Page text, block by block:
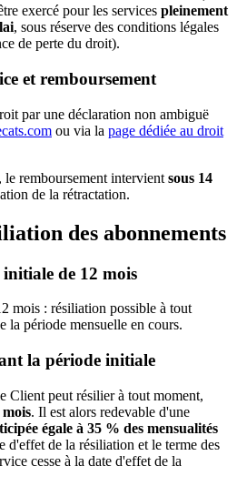
exercé pour les services pleinement
, sous réserve des conditions légales
de perte du droit).
et remboursement
par une déclaration non ambiguë
ou via la page dédiée au droit
remboursement intervient sous 14
de la rétractation.
des abonnements
de 12 mois
mois : résiliation possible à tout
la période mensuelle en cours.
la période initiale
Client peut résilier à tout moment,
. Il est alors redevable d'une
égale à 35 % des mensualités
d'effet de la résiliation et le terme des
cesse à la date d'effet de la